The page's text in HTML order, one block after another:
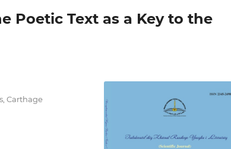
Poetic Text as a Key to the
Carthage